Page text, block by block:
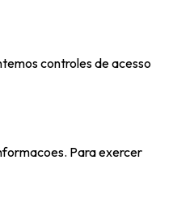
controles de acesso
Para exercer